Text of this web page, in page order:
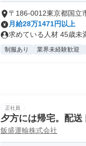
〒186-0012東京都国立
月給28万1471円以上
求めている人材 45歳未
制服あり 業界未経験歓迎
正社員
夕方には帰宅。配
飯盛運輸株式会社